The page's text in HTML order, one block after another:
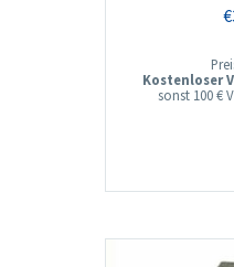
€
Kostenloser
sonst 100 €